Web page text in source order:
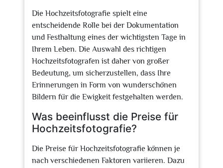
Die Hochzeitsfotografie spielt eine
entscheidende Rolle bei der Dokumentation
und Festhaltung eines der wichtigsten Tage in
Ihrem Leben. Die Auswahl des richtigen
Hochzeitsfotografen ist daher von großer
Bedeutung, um sicherzustellen, dass Ihre
Erinnerungen in Form von wunderschönen
Bildern für die Ewigkeit festgehalten werden.
Was beeinflusst die Preise für
Hochzeitsfotografie?
Die Preise für Hochzeitsfotografie können je
nach verschiedenen Faktoren variieren. Dazu